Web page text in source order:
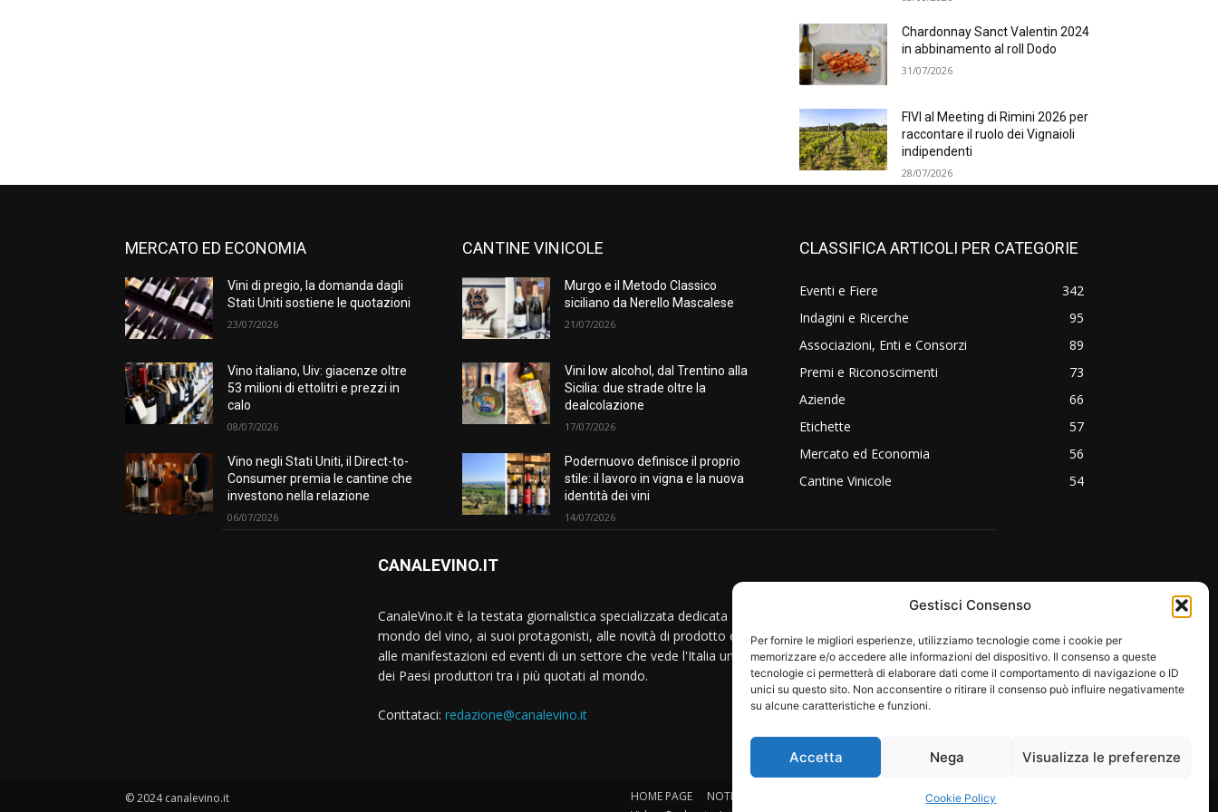
Gestisci Consenso
Per fornire le migliori esperienze, utilizziamo tecnologie come i cookie per
memorizzare e/o accedere alle informazioni del dispositivo. Il consenso a queste
tecnologie ci permetterà di elaborare dati come il comportamento di navigazione o ID
unici su questo sito. Non acconsentire o ritirare il consenso può influire negativamente
su alcune caratteristiche e funzioni.
Accetta Nega Visualizza le preferenze
Cookie Policy
Chardonnay Sanct Valentin 2024
in abbinamento al roll Dodo
31/07/2026
FIVI al Meeting di Rimini 2026 per
raccontare il ruolo dei Vignaioli
indipendenti
28/07/2026
MERCATO ED ECONOMIA
Vini di pregio, la domanda dagli
Stati Uniti sostiene le quotazioni
23/07/2026
Vino italiano, Uiv: giacenze oltre
53 milioni di ettolitri e prezzi in
calo
08/07/2026
Vino negli Stati Uniti, il Direct-to-
Consumer premia le cantine che
investono nella relazione
06/07/2026
CANTINE VINICOLE
Murgo e il Metodo Classico
siciliano da Nerello Mascalese
21/07/2026
Vini low alcohol, dal Trentino alla
Sicilia: due strade oltre la
dealcolazione
17/07/2026
Podernuovo definisce il proprio
stile: il lavoro in vigna e la nuova
identità dei vini
14/07/2026
CLASSIFICA ARTICOLI PER CATEGORIE
Eventi e Fiere
342
Indagini e Ricerche
95
Associazioni, Enti e Consorzi
89
Premi e Riconoscimenti
73
Aziende
66
Etichette
57
Mercato ed Economia
56
Cantine Vinicole
54
CANALEVINO.IT
CanaleVino.it è la testata giornalistica specializzata dedicata al
mondo del vino, ai suoi protagonisti, alle novità di prodotto e
alle manifestazioni ed eventi di un settore che vede l'Italia uno
dei Paesi produttori tra i più quotati al mondo.
Conttataci: redazione@canalevino.it
© 2024 canalevino.it HOME PAGE NOTIZIE
EMOZIONI